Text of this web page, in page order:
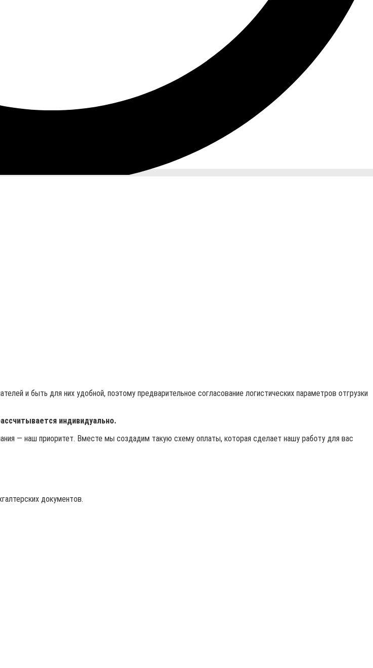
и быть для них удобной, поэтому предварительное согласование логистических параметров отгрузки
индивидуально.
— наш приоритет. Вместе мы создадим такую схему оплаты, которая сделает нашу работу для вас
документов.